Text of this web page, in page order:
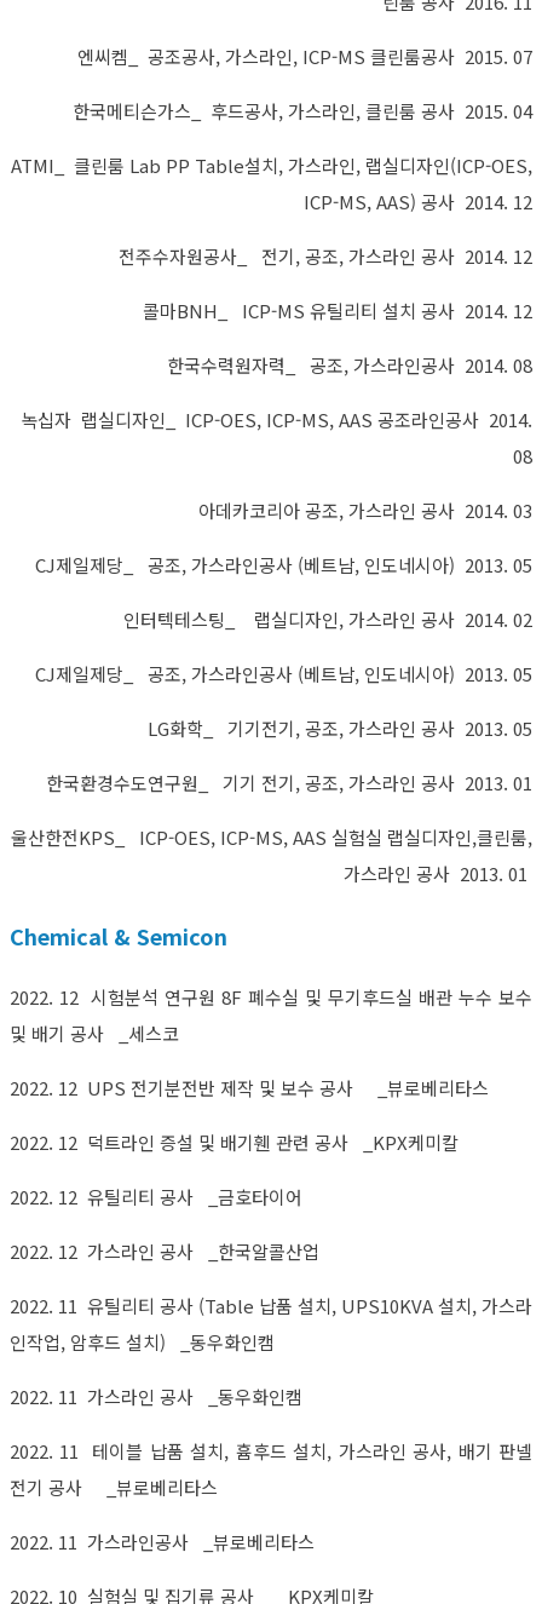
엔씨켐_ 공조공사, 가스라인, ICP-MS 클린룸공사 2015. 07
한국메티슨가스_ 후드공사, 가스라인, 클린룸 공사 2015. 04
ATMI_ 클린룸 Lab PP Table설치, 가스라인, 랩실디자인(ICP-OES,
ICP-MS, AAS) 공사 2014. 12
전주수자원공사_ 전기, 공조, 가스라인 공사 2014. 12
콜마BNH_ ICP-MS 유틸리티 설치 공사 2014. 12
한국수력원자력_ 공조, 가스라인공사 2014. 08
녹십자 랩실디자인_ ICP-OES, ICP-MS, AAS 공조라인공사 2014.
08
아데카코리아 공조, 가스라인 공사 2014. 03
CJ제일제당_ 공조, 가스라인공사 (베트남, 인도네시아) 2013. 05
인터텍테스팅_ 랩실디자인, 가스라인 공사 2014. 02
CJ제일제당_ 공조, 가스라인공사 (베트남, 인도네시아) 2013. 05
LG화학_ 기기전기, 공조, 가스라인 공사 2013. 05
한국환경수도연구원_ 기기 전기, 공조, 가스라인 공사 2013. 01
울산한전KPS_ ICP-OES, ICP-MS, AAS 실험실 랩실디자인,클린룸,
가스라인 공사 2013. 01
Chemical & Semicon
2022. 12 시험분석 연구원 8F 폐수실 및 무기후드실 배관 누수 보수
및 배기 공사 _세스코
2022. 12 UPS 전기분전반 제작 및 보수 공사 _뷰로베리타스
2022. 12 덕트라인 증설 및 배기휀 관련 공사 _KPX케미칼
2022. 12 유틸리티 공사 _금호타이어
2022. 12 가스라인 공사 _한국알콜산업
2022. 11 유틸리티 공사 (Table 납품 설치, UPS10KVA 설치, 가스라
인작업, 암후드 설치)
동우화인캠
2022. 11 가스라인 공사 _동우화인캠
2022. 11 테이블 납품 설치, 흄후드 설치, 가스라인 공사, 배기 판넬
전기 공사 _뷰로베리타스
2022. 11 가스라인공사 _뷰로베리타스
2022. 10 실험실 및 집기류 공사 _KPX케미칼